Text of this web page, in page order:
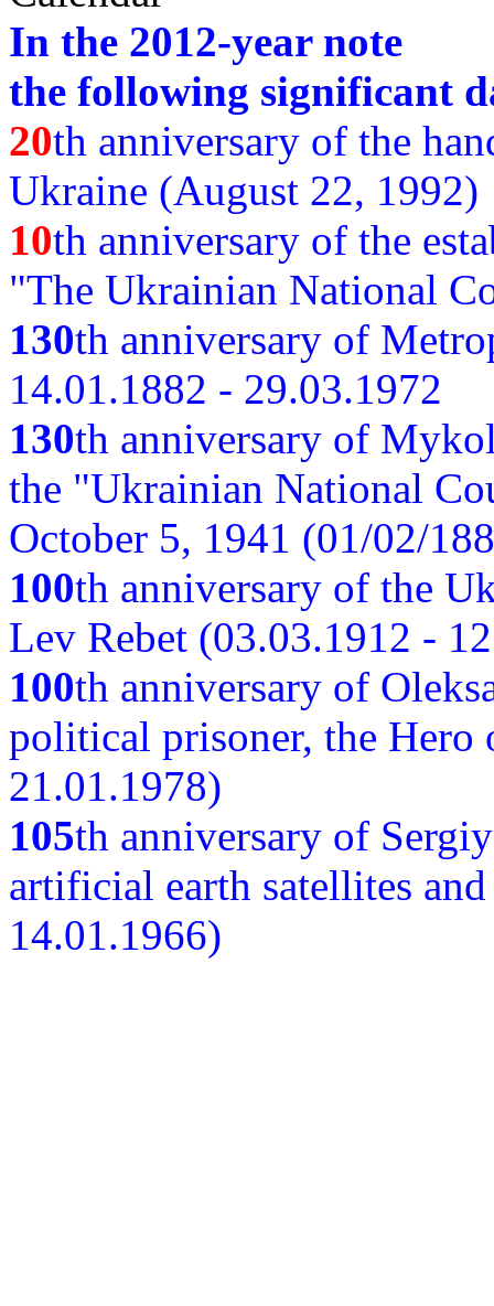
In the 2012-year note
the following significant
20th anniversary of the
Ukraine (August 22, 1992)
10th anniversary of the
"The Ukrainian National
130th anniversary of
14.01.1882 - 29.03.1972
130th anniversary of
the "Ukrainian National
October 5, 1941 (01/02/
100th anniversary of the
Lev Rebet (03.03.1912 -
100th anniversary of
political prisoner, the
21.01.1978)
105th anniversary of
artificial earth satellites
14.01.1966)